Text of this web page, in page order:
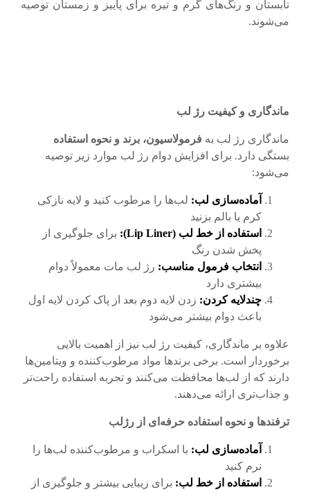
تابستان و رنگ‌های گرم و تیره برای پاییز و زمستان توصیه
می‌شوند.
ماندگاری و کیفیت رژ لب
ماندگاری رژ لب به فرمولاسیون، برند و نحوه استفاده
بستگی دارد. برای افزایش دوام رژ لب موارد زیر توصیه
می‌شود:
آماده‌سازی لب: لب‌ها را مرطوب کنید و لایه نازکی
کرم یا بالم بزنید
استفاده از خط لب (Lip Liner):
برای جلوگیری از
پخش شدن رنگ
انتخاب فرمول مناسب: رژ لب مات معمولاً دوام
بیشتری دارد
چندلایه کردن: زدن لایه دوم بعد از پاک کردن لایه اول
باعث دوام بیشتر می‌شود
علاوه بر ماندگاری، کیفیت رژ لب نیز از اهمیت بالایی
برخوردار است. برخی برندها مواد مرطوب‌کننده و ویتامین‌ها
دارند که از لب‌ها محافظت می‌کنند و تجربه استفاده راحت‌تر
و جذاب‌تری ارائه می‌دهند.
ترفندها و نحوه استفاده حرفه‌ای از رژلب
آماده‌سازی لب: با اسکراب و مرطوب‌کننده لب‌ها را
نرم کنید
استفاده از خط لب: برای زیبایی بیشتر و جلوگیری از